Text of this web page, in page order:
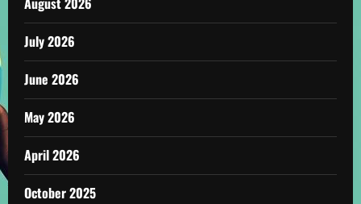
July 2026
June 2026
May 2026
April 2026
October 2025